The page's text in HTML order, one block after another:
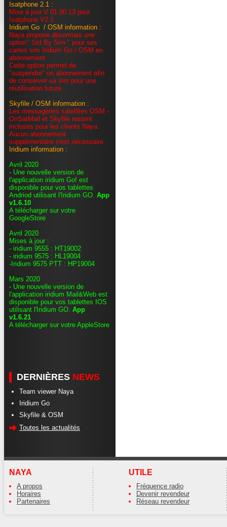
Isatphone 2.1 :
Mise à jour V 01.00.13 pour
Isatphone V2.1
Iridium Go / OSM information :
Naya propose désormais une
option" Std By Sim " pour ses
cartes sim Iridium Go / OSM en
abonnement.
Cette option permet de
"suspendre" un abonnement afin
de conserver sa sim pour une
réutilisation future.
Skyfile / OSM information :
Les messageries satellites OSM -
OnSatMail et Skyfile restent
incluses pour les clients Naya.
Aucun abonnement
supplémentaire n'est nécessaire.
Iridium information :
Avril 2020
- Une nouvelle version de
l'application iridium Go! est
disponible pour vos tablettes
Andriod utilisant l'Iridium GO. App
v1.6.10
A télécharger sur votre
GoogleStore
Avril 2020
Mises à jour :
- iridium 9555 : HT19002
- iridium 9575 : HL19004
-Iridium 9575 PTT : HP19004
Mars 2020
- Une nouvelle version de
l'application iridium Mail&Web est
disponible pour vos tablettes IOS
utilisant l'Iridium GO. App
v1.6.21
A télécharger sur votre AppleStore
DERNIÈRES NEWS
Team viewer Naya
Iridium Go
Skyfile & OSM
Toutes les actualités
NAYA
A propos
Horaires
Partenaires
UTILE
Fréquence radio
Devenir revendeur
Réseau revendeur